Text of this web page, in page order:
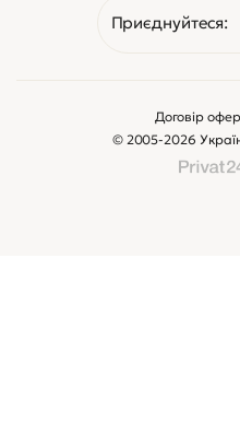
Приєднуйтеся:
© 2005-2026
Договір